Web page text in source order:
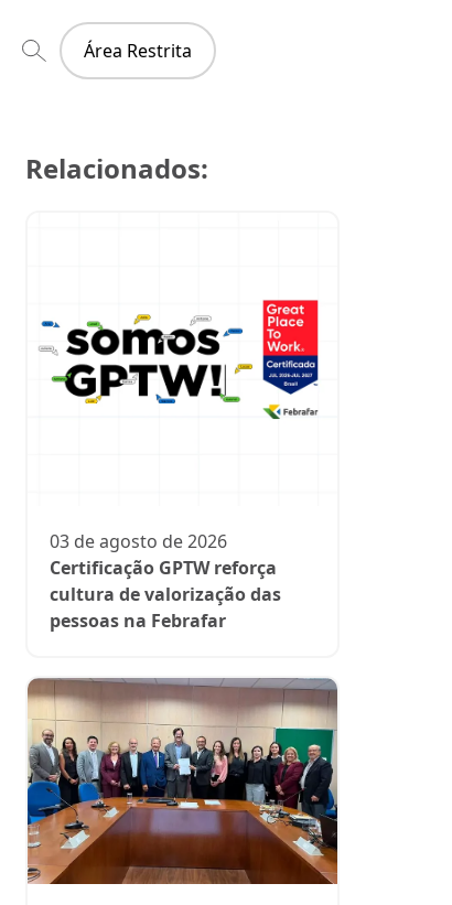
Área Restrita
Relacionados:
03 de agosto de 2026
Certificação GPTW reforça
cultura de valorização das
pessoas na Febrafar